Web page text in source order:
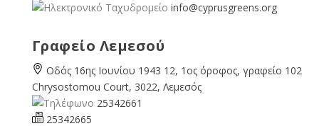
info@cyprusgreens.org
Γραφείο Λεμεσού
Οδός 16ης Ιουνίου 1943 12, 1ος όροφος, γραφείο 102
Chrysostomou Court, 3022, Λεμεσός
25342661
25342665